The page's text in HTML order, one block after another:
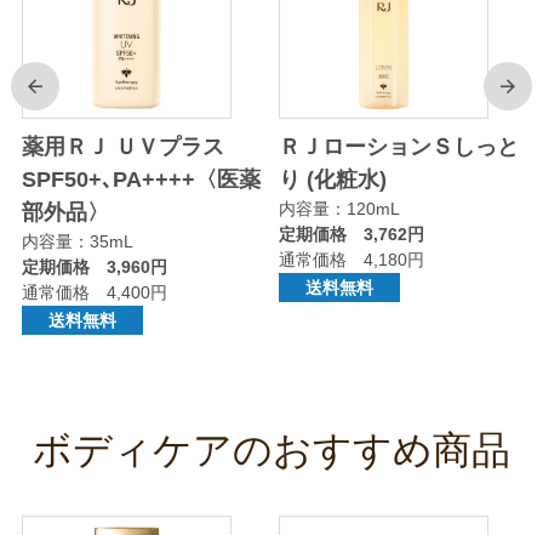
前
薬用ＲＪ ＵＶプラス
SPF50+､PA++++〈医薬
部外品〉
内容量：35mL
定期価格 3,960円
通常価格 4,400円
送料無料
ＲＪローションＳしっと
り (化粧水)
内容量：120mL
定期価格 3,762円
通常価格 4,180円
送料無料
次
ボディケアのおすすめ商品